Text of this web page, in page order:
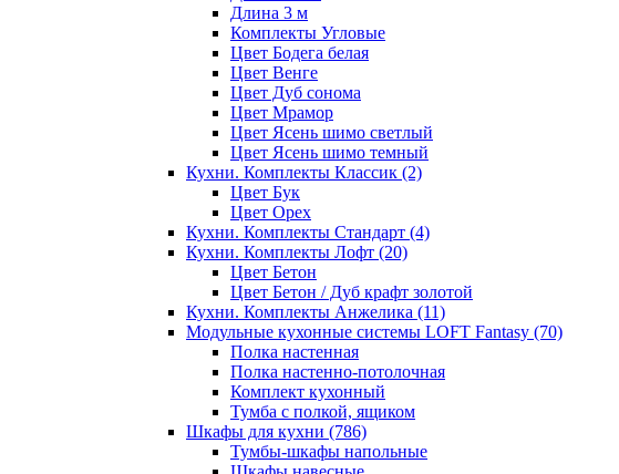
Длина 3 м
Комплекты Угловые
Цвет Бодега белая
Цвет Венге
Цвет Дуб сонома
Цвет Мрамор
Цвет Ясень шимо светлый
Цвет Ясень шимо темный
Кухни. Комплекты Классик (2)
Цвет Бук
Цвет Орех
Кухни. Комплекты Стандарт (4)
Кухни. Комплекты Лофт (20)
Цвет Бетон
Цвет Бетон / Дуб крафт золотой
Кухни. Комплекты Анжелика (11)
Модульные кухонные системы LOFT Fantasy (70)
Полка настенная
Полка настенно-потолочная
Комплект кухонный
Тумба с полкой, ящиком
Шкафы для кухни (786)
Тумбы-шкафы напольные